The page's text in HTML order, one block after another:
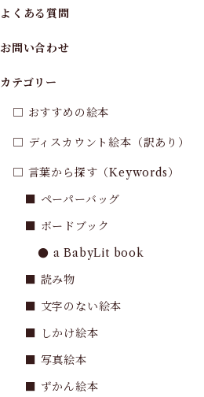
よくある質問
お問い合わせ
カテゴリー
□ おすすめの絵本
□ ディスカウント絵本（訳あり）
□ 言葉から探す（Keywords）
■ ペーパーバッグ
■ ボードブック
● a BabyLit book
■ 読み物
■ 文字のない絵本
■ しかけ絵本
■ 写真絵本
■ ずかん絵本